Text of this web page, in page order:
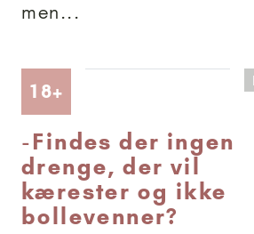
men...
18+ Artikler anbefalet
-Findes der ingen
drenge, der vil
kærester og ikke
bollevenner?